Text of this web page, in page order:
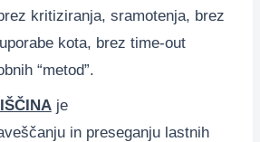
kritiziranja, sramotenja, brez
kota, brez time-out
“metod”.
je
in preseganju lastnih